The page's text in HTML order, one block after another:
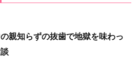
親知らずの抜歯で地獄を味わっ